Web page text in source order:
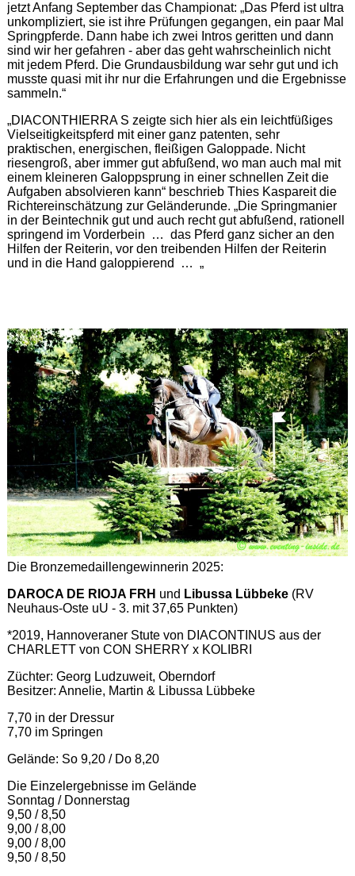
jetzt Anfang September das Championat: „Das Pferd ist ultra
unkompliziert, sie ist ihre Prüfungen gegangen, ein paar Mal
Springpferde. Dann habe ich zwei Intros geritten und dann
sind wir her gefahren - aber das geht wahrscheinlich nicht
mit jedem Pferd. Die Grundausbildung war sehr gut und ich
musste quasi mit ihr nur die Erfahrungen und die Ergebnisse
sammeln.“
„DIACONTHIERRA S zeigte sich hier als ein leichtfüßiges
Vielseitigkeitspferd mit einer ganz patenten, sehr
praktischen, energischen, fleißigen Galoppade. Nicht
riesengroß, aber immer gut abfußend, wo man auch mal mit
einem kleineren Galoppsprung in einer schnellen Zeit die
Aufgaben absolvieren kann“ beschrieb Thies Kaspareit die
Richtereinschätzung zur Geländerunde. „Die Springmanier
in der Beintechnik gut und auch recht gut abfußend, rationell
springend im Vorderbein … das Pferd ganz sicher an den
Hilfen der Reiterin, vor den treibenden Hilfen der Reiterin
und in die Hand galoppierend … „
Die Bronzemedaillengewinnerin 2025:
DAROCA DE RIOJA FRH und Libussa Lübbeke(RV
Neuhaus-Oste uU - 3. mit 37,65 Punkten)
*2019, Hannoveraner Stute von DIACONTINUS aus der
CHARLETT von CON SHERRY x KOLIBRI
Züchter: Georg Ludzuweit, Oberndorf
Besitzer: Annelie, Martin & Libussa Lübbeke
7,70 in der Dressur
7,70 im Springen
Gelände: So 9,20 / Do 8,20
Die Einzelergebnisse im Gelände
Sonntag / Donnerstag
9,50 / 8,50
9,00 / 8,00
9,00 / 8,00
9,50 / 8,50